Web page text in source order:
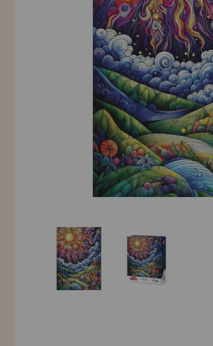
INFORMACIÓN
955 333 133
info@casadelpuzzle.com